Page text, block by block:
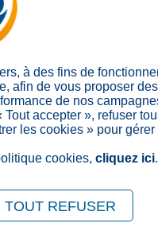
sur les réseaux
à des fins de
afin de vous proposer
de nos
accepter », refuser
les cookies » pour
cookies,cliquez ici.
TOUT REFUSER